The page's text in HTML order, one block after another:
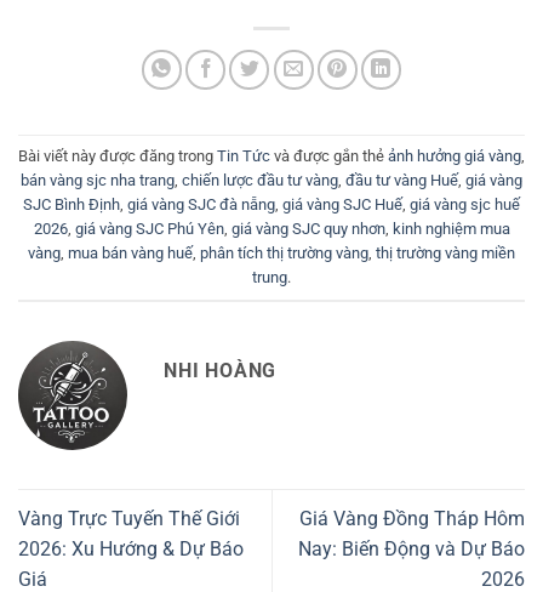
Bài viết này được đăng trong Tin Tức và được gắn thẻ ảnh hưởng giá vàng
bán vàng sjc nha trang chiến lược đầu tư vàng đầu tư vàng Huế giá vàng
SJC Bình Định giá vàng SJC đà nẵng giá vàng SJC Huế giá vàng sjc huế
2026, giá vàng SJC Phú Yên, giá vàng SJC quy nhơn, kinh nghiệm mua
vàng mua bán vàng huế phân tích thị trường vàng thị trường vàng miền
trung.
NHI HOÀNG
Vàng Trực Tuyến Thế Giới
2026: Xu Hướng & Dự Báo
Giá
Giá Vàng Đồng Tháp Hôm
Nay: Biến Động và Dự Báo
2026